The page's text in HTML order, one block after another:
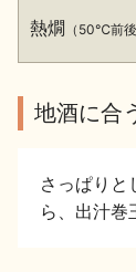
熱燗 （50℃前後
地酒に合
さっぱりと
ら、出汁巻